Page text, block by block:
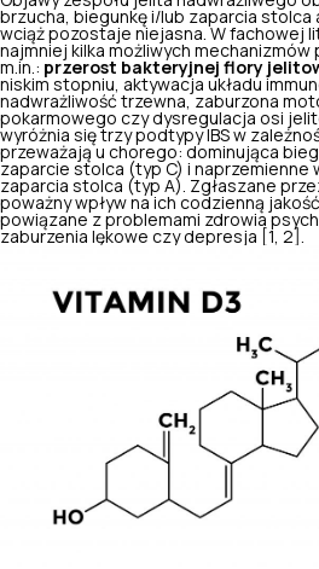
brzucha, biegunkę i/lub zaparcia
wciąż pozostaje niejasna. W fachowej
najmniej kilka możliwych mechanizmów
m.in.: przerost bakteryjnej flory
niskim stopniu, aktywacja układu
nadwrażliwość trzewna, zaburzona
pokarmowego czy dysregulacja osi
wyróżnia się trzy podtypy IBS w
przeważają u chorego: dominująca
zaparcie stolca (typ C) i naprzemienne
zaparcia stolca (typ A). Zgłaszane
poważny wpływ na ich codzienną
powiązane z problemami zdrowia
zaburzenia lękowe czy depresja [1, 2].